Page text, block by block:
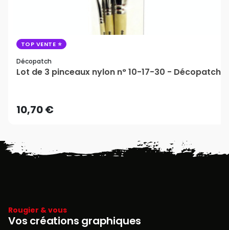
TOP VENTE
Décopatch
Lot de 3 pinceaux nylon n° 10-17-30 - Décopatch
10,70 €
Rougier & vous
Vos créations graphiques